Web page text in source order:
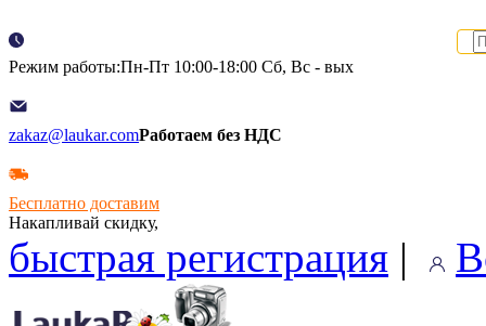
Режим работы:Пн-Пт 10:00-18:00 Сб, Вс - вых
zakaz@laukar.comРаботаем без НДС
Бесплатно доставим
Накапливай скидку,
быстрая регистрация |